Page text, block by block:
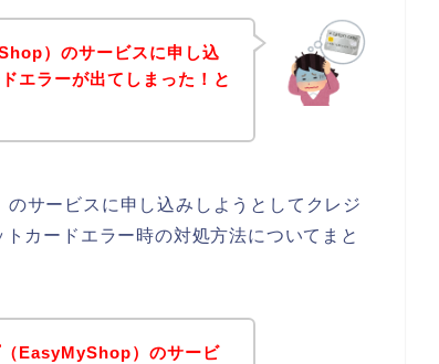
）のサービスに申し込
エラーが出てしまった！と
サービスに申し込みしようとしてクレジ
カードエラー時の対処方法についてまと
EasyMyShop）のサービ